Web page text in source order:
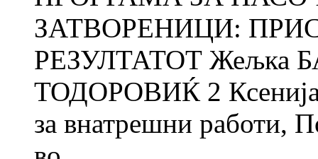
ЗАТВОРЕНИЦИ:
РЕЗУЛТАТОТ Жељка
ТОДОРОВИЌ 2
за внатрешни работи,